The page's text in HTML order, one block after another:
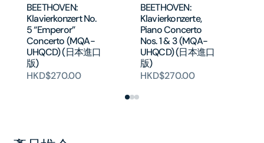
BEETHOVEN:
Klavierkonzert No.
5 “Emperor”
Concerto (MQA-
UHQCD) (日本進口
版)
HKD$270.00
BEETHOVEN:
Klavierkonzerte,
Piano Concerto
Nos. 1 & 3 (MQA-
UHQCD) (日本進口
版)
HKD$270.00